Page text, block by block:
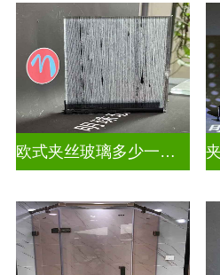
欧式夹丝玻璃多少一平米